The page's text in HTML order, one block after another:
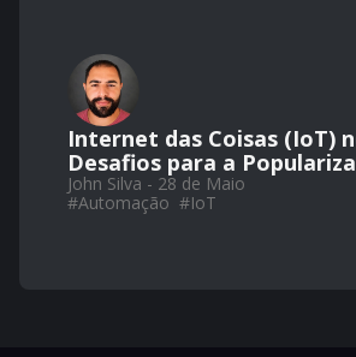
Internet das Coisas (IoT)
Desafios para a
John Silva - 28 de Maio
#Automação #IoT